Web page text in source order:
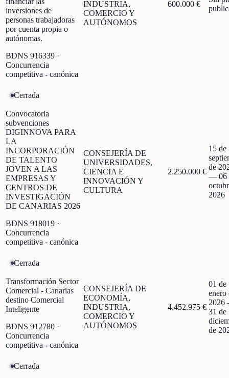
inversiones de
personas trabajadoras
por cuenta propia o
autónomas.
BDNS 916339 ·
Concurrencia
competitiva - canónica
INDUSTRIA,
COMERCIO Y
AUTÓNOMOS
600.000 €
Cerrada
Convocatoria
subvenciones
DIGINNOVA PARA
LA
INCORPORACIÓN
DE TALENTO
JOVEN A LAS
EMPRESAS Y
CENTROS DE
INVESTIGACIÓN
DE CANARIAS 2026
BDNS 918019 ·
Concurrencia
competitiva - canónica
CONSEJERÍA DE
UNIVERSIDADES,
CIENCIA E
INNOVACIÓN Y
CULTURA
2.250.000 €
15 de
de
— 06
2026
Cerrada
Transformación Sector
Comercial - Canarias
destino Comercial
Inteligente
BDNS 912780 ·
Concurrencia
competitiva - canónica
CONSEJERÍA DE
ECONOMÍA,
INDUSTRIA,
COMERCIO Y
AUTÓNOMOS
4.452.975 €
01 de
enero
2026
31 de
de
Cerrada